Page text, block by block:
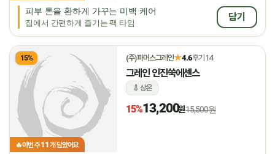
피부 톤을 환하게 가꾸는 미백 케어
집에서 간편하게 즐기는 팩 타임
담기
15%
🔥이번 주11개 담았어요
(주)파머스그레인★4.6후기 14
그레인 인진쑥에센스
상온
15%13,200원15,500원